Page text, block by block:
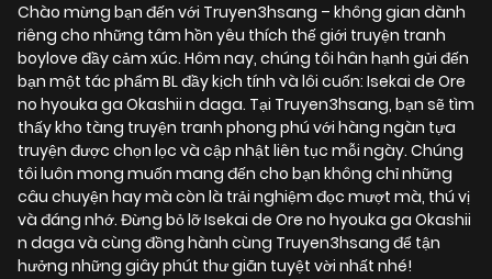
Chào mừng bạn đến với Truyen3hsang – không gian dành
riêng cho những tâm hồn yêu thích thế giới truyện tranh
boylove đầy cảm xúc. Hôm nay, chúng tôi hân hạnh gửi đến
bạn một tác phẩm BL đầy kịch tính và lôi cuốn: Isekai de Ore
no hyouka ga Okashii n daga. Tại Truyen3hsang, bạn sẽ tìm
thấy kho tàng truyện tranh phong phú với hàng ngàn tựa
truyện được chọn lọc và cập nhật liên tục mỗi ngày. Chúng
tôi luôn mong muốn mang đến cho bạn không chỉ những
câu chuyện hay mà còn là trải nghiệm đọc mượt mà, thú vị
và đáng nhớ. Đừng bỏ lỡ Isekai de Ore no hyouka ga Okashii
n daga và cùng đồng hành cùng Truyen3hsang để tận
hưởng những giây phút thư giãn tuyệt vời nhất nhé!